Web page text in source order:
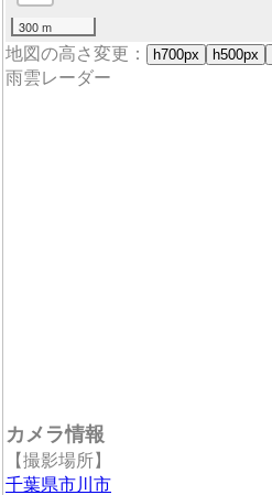
300 m
地図の高さ変更： h700px h500px
雨雲レーダー
カメラ情報
【撮影場所】
千葉県市川市